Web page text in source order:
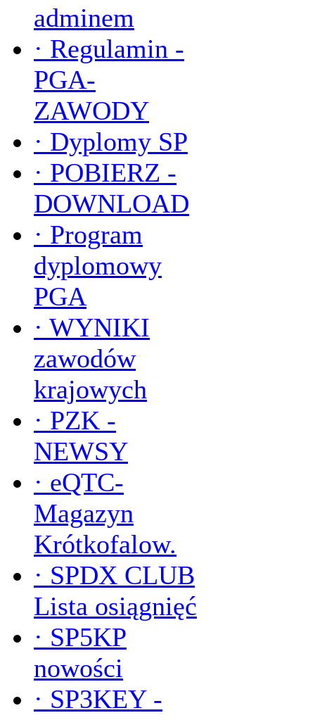
adminem
· Regulamin -
PGA-
ZAWODY
· Dyplomy SP
· POBIERZ -
DOWNLOAD
· Program
dyplomowy
PGA
· WYNIKI
zawodów
krajowych
· PZK -
NEWSY
· eQTC-
Magazyn
Krótkofalow.
· SPDX CLUB
Lista osiągnięć
· SP5KP
nowości
· SP3KEY -